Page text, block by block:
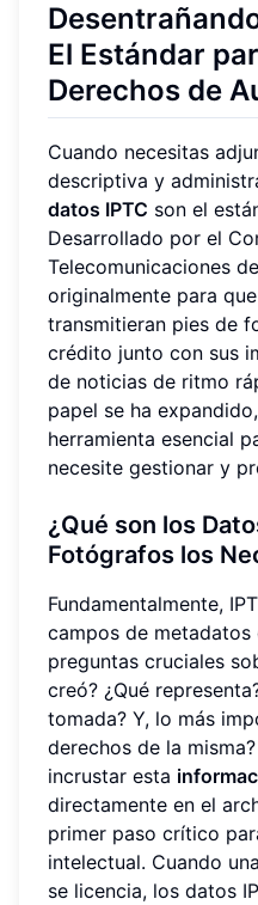
El Estándar
Derechos de
Cuando necesitas
descriptiva y
datos IPTC son el
Desarrollado por el
Telecomunicaciones
originalmente para
transmitieran pies de
crédito junto con sus
de noticias de ritmo
papel se ha
herramienta esencial
necesite gestionar y
¿Qué son los
Fotógrafos los
Fundamentalmente,
campos de metadatos
preguntas cruciales
creó? ¿Qué
tomada? Y, lo más
derechos de la
incrustar esta
directamente en el
primer paso crítico
intelectual. Cuando
se licencia, los datos